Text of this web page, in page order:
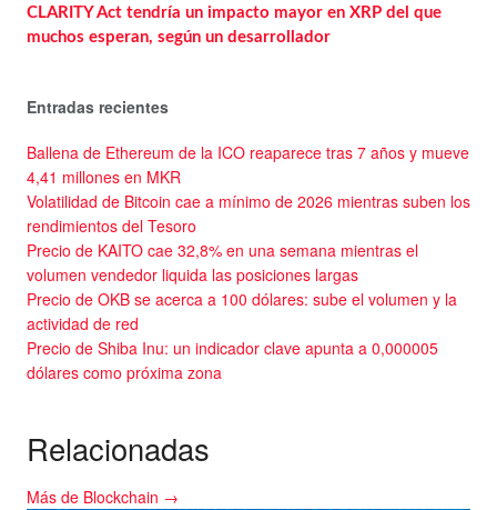
CLARITY Act tendría un impacto mayor en XRP del que
muchos esperan, según un desarrollador
Entradas recientes
Ballena de Ethereum de la ICO reaparece tras 7 años y mueve
4,41 millones en MKR
Volatilidad de Bitcoin cae a mínimo de 2026 mientras suben los
rendimientos del Tesoro
Precio de KAITO cae 32,8% en una semana mientras el
volumen vendedor liquida las posiciones largas
Precio de OKB se acerca a 100 dólares: sube el volumen y la
actividad de red
Precio de Shiba Inu: un indicador clave apunta a 0,000005
dólares como próxima zona
Relacionadas
Más de Blockchain →